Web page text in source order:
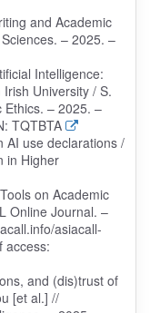
and Academic
– 2025. –
Intelligence:
University / S.
Ethics. – 2025. –
TQTBTA
AI use declarations /
in Higher
on Academic
Online Journal. –
asiacall-
access:
and (dis)trust of
[et al.] //